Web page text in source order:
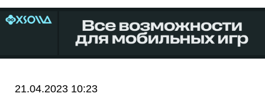
21.04.2023 10:23